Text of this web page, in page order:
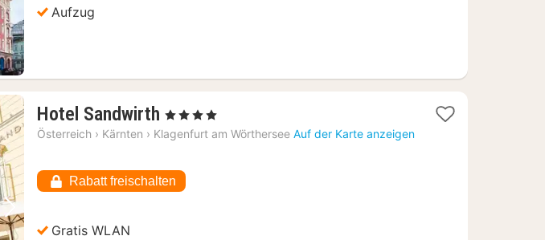
Aufzug
Nächstes Bild
Hotel Sandwirth 1
Nacht
94,46
€
, 4 Sterne
Österreich › Kärnten › Klagenfurt am Wörthersee Auf der Karte anzeigen
Rabatt freischalten
Gratis WLAN